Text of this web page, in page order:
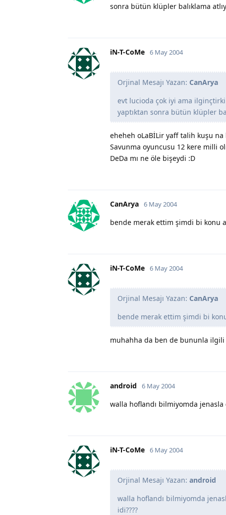
sonra bütün klüpler balıklama
iN-T-CoMe 6 May 2004
Orjinal Mesajı Yazan: CanArya
evt lucioda çok iyi ama
yaptıktan sonra bütün klüpler
eheheh oLaBİLir yaff talih kuşu
Savunma oyuncusu 12 kere milli
DeDa mı ne öle bişeydi :D
CanArya 6 May 2004
bende merak ettim şimdi bi konu
iN-T-CoMe 6 May 2004
Orjinal Mesajı Yazan: CanArya
bende merak ettim şimdi bi
muhahha da ben de bununla ilgili
android 6 May 2004
walla hoflandı bilmiyomda jenasla
iN-T-CoMe 6 May 2004
Orjinal Mesajı Yazan: android
walla hoflandı bilmiyomda
idi????